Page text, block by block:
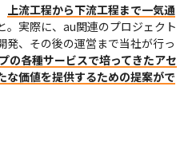
上流工程から下流工程まで一気通
。実際に、au関連のプロジェクト
発、その後の運営まで当社が行っ
の各種サービスで培ってきたアセ
な価値を提供するための提案がで